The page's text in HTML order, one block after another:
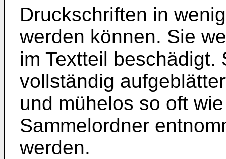
Druckschriften in
werden können. Sie
im Textteil
vollständig
und mühelos so oft
Sammelordner
werden.